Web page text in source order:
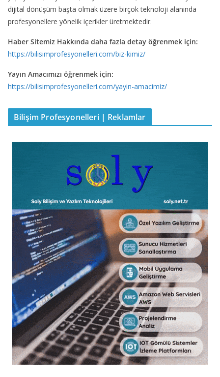
dijital dönüşüm başta olmak üzere birçok teknoloji alanında
profesyonellere yönelik içerikler üretmektedir.
Haber Sitemiz Hakkında daha fazla detay öğrenmek için:
https://bilisimprofesyonelleri.com/biz-kimiz/
Yayın Amacımızı öğrenmek için:
https://bilisimprofesyonelleri.com/yayin-amacimiz/
Bilişim Profesyonelleri | Reklamlar